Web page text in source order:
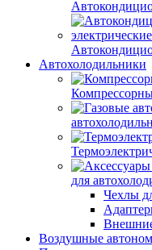
Автохолодильники
для
Чехлы
Воздушные